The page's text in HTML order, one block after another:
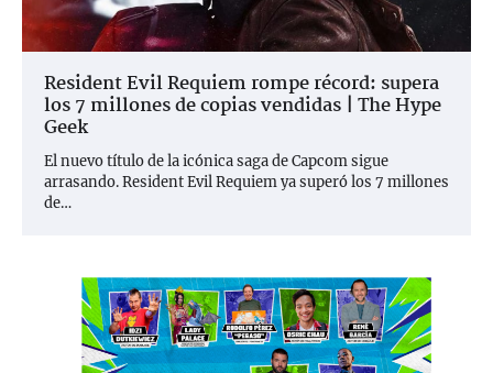
Resident Evil Requiem rompe récord: supera
los 7 millones de copias vendidas | The Hype
Geek
El nuevo título de la icónica saga de Capcom sigue
arrasando. Resident Evil Requiem ya superó los 7 millones
de…